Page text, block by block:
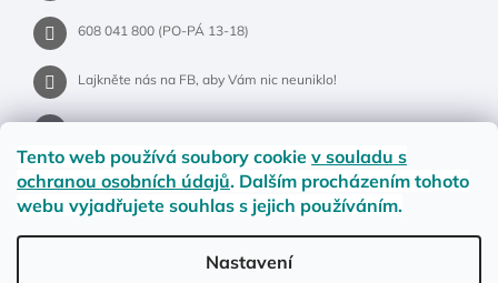
Tento web používá soubory cookie v souladu s
ochranou osobních údajů. Dalším procházením tohoto
webu vyjadřujete souhlas s jejich používáním.
Nastavení
608 041 800 (PO-PÁ 13-18)
Lajkněte nás na FB, aby Vám nic neuniklo!
Jak na vrácení nebo reklamaci?